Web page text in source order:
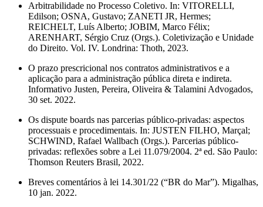
Arbitrabilidade no Processo Coletivo. In: VITORELLI,
Edilson; OSNA, Gustavo; ZANETI JR, Hermes;
REICHELT, Luís Alberto; JOBIM, Marco Félix;
ARENHART, Sérgio Cruz (Orgs.). Coletivização e Unidade
do Direito. Vol. IV. Londrina: Thoth, 2023.
O prazo prescricional nos contratos administrativos e a
aplicação para a administração pública direta e indireta.
Informativo Justen, Pereira, Oliveira & Talamini Advogados,
30 set. 2022.
Os dispute boards nas parcerias público-privadas: aspectos
processuais e procedimentais. In: JUSTEN FILHO, Marçal;
SCHWIND, Rafael Wallbach (Orgs.). Parcerias público-
privadas: reflexões sobre a Lei 11.079/2004. 2ª ed. São Paulo:
Thomson Reuters Brasil, 2022.
Breves comentários à lei 14.301/22 (“BR do Mar”). Migalhas,
10 jan. 2022.